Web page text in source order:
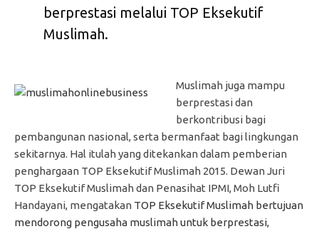
berprestasi melalui TOP Eksekutif
Muslimah.
Muslimah juga mampu
berprestasi dan
berkontribusi bagi
pembangunan nasional, serta bermanfaat bagi lingkungan
sekitarnya. Hal itulah yang ditekankan dalam pemberian
penghargaan TOP Eksekutif Muslimah 2015. Dewan Juri
TOP Eksekutif Muslimah dan Penasihat IPMI, Moh Lutfi
Handayani, mengatakan TOP Eksekutif Muslimah bertujuan
mendorong pengusaha muslimah untuk berprestasi,